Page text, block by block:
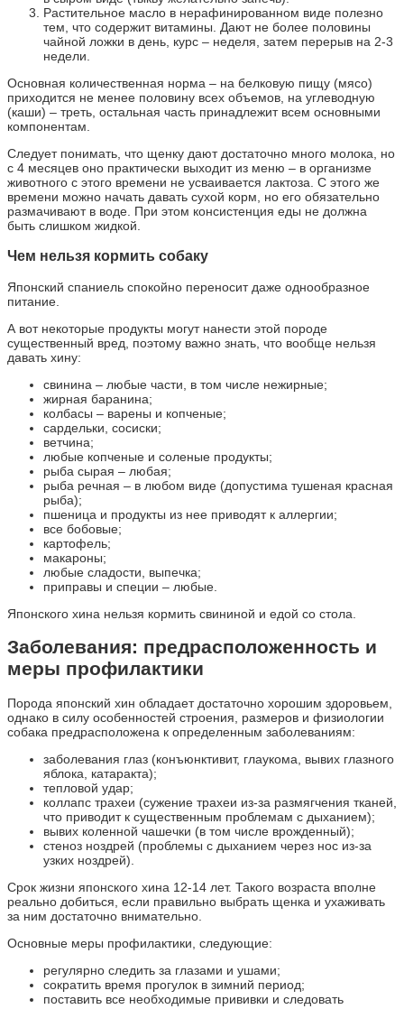
Растительное масло в нерафинированном виде полезно
тем, что содержит витамины. Дают не более половины
чайной ложки в день, курс – неделя, затем перерыв на 2-3
недели.
Основная количественная норма – на белковую пищу (мясо)
приходится не менее половину всех объемов, на углеводную
(каши) – треть, остальная часть принадлежит всем основными
компонентам.
Следует понимать, что щенку дают достаточно много молока, но
с 4 месяцев оно практически выходит из меню – в организме
животного с этого времени не усваивается лактоза. С этого же
времени можно начать давать сухой корм, но его обязательно
размачивают в воде. При этом консистенция еды не должна
быть слишком жидкой.
Чем нельзя кормить собаку
Японский спаниель спокойно переносит даже однообразное
питание.
А вот некоторые продукты могут нанести этой породе
существенный вред, поэтому важно знать, что вообще нельзя
давать хину:
свинина – любые части, в том числе нежирные;
жирная баранина;
колбасы – варены и копченые;
сардельки, сосиски;
ветчина;
любые копченые и соленые продукты;
рыба сырая – любая;
рыба речная – в любом виде (допустима тушеная красная
рыба);
пшеница и продукты из нее приводят к аллергии;
все бобовые;
картофель;
макароны;
любые сладости, выпечка;
приправы и специи – любые.
Японского хина нельзя кормить свининой и едой со стола.
Заболевания: предрасположенность и
меры профилактики
Порода японский хин обладает достаточно хорошим здоровьем,
однако в силу особенностей строения, размеров и физиологии
собака предрасположена к определенным заболеваниям:
заболевания глаз (конъюнктивит, глаукома, вывих глазного
яблока, катаракта);
тепловой удар;
коллапс трахеи (сужение трахеи из-за размягчения тканей,
что приводит к существенным проблемам с дыханием);
вывих коленной чашечки (в том числе врожденный);
стеноз ноздрей (проблемы с дыханием через нос из-за
узких ноздрей).
Срок жизни японского хина 12-14 лет. Такого возраста вполне
реально добиться, если правильно выбрать щенка и ухаживать
за ним достаточно внимательно.
Основные меры профилактики, следующие:
регулярно следить за глазами и ушами;
сократить время прогулок в зимний период;
поставить все необходимые прививки и следовать